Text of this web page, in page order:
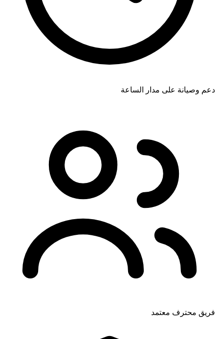
دعم وصيانة على مدار الساعة
فريق محترف معتمد